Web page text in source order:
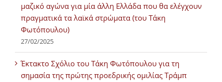
μαζικό αγώνα για μία άλλη Ελλάδα που θα ελέγχουν
πραγματικά τα λαϊκά στρώματα (του Τάκη
Φωτόπουλου)
27/02/2025
Έκτακτο Σχόλιο του Τάκη Φωτόπουλου για τη
σημασία της πρώτης προεδρικής ομιλίας Τράμπ